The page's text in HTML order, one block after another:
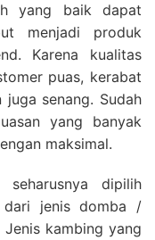
yang baik dapat
menjadi produk
Karena kualitas
puas, kerabat
senang. Sudah
yang banyak
maksimal.
dipilih
dari jenis domba /
kambing yang